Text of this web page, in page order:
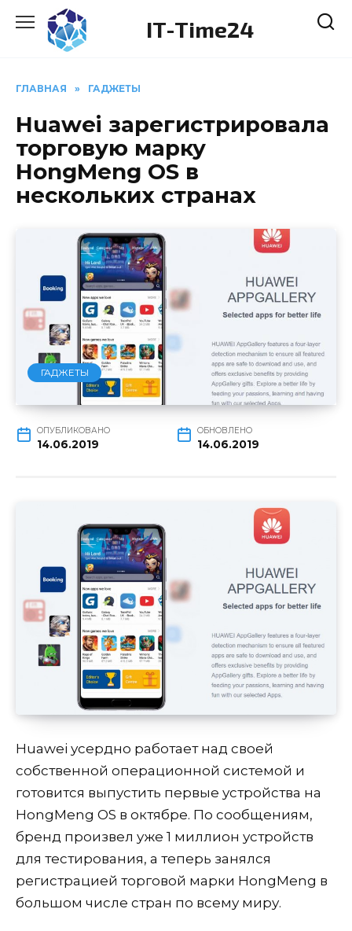
Перейти
содержанию
IT-Time24
ГЛАВНАЯ » ГАДЖЕТЫ
Huawei зарегистрировала
торговую марку
HongMeng OS в
нескольких странах
ГАДЖЕТЫ
ОПУБЛИКОВАНО
14.06.2019
ОБНОВЛЕНО
14.06.2019
Huawei усердно работает над своей
собственной операционной системой и
готовится выпустить первые устройства на
HongMeng OS в октябре. По сообщениям,
бренд произвел уже 1 миллион устройств
для тестирования, а теперь занялся
регистрацией торговой марки HongMeng в
большом числе стран по всему миру.